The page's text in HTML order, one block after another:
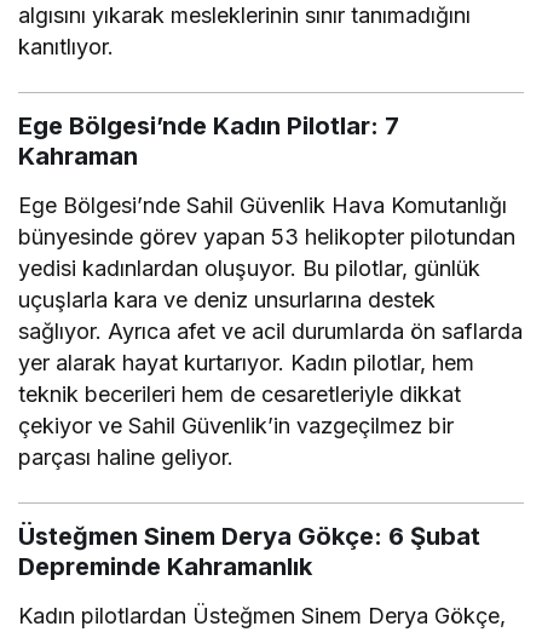
algısını yıkarak mesleklerinin sınır tanımadığını
kanıtlıyor.
Ege Bölgesi’nde Kadın Pilotlar: 7
Kahraman
Ege Bölgesi’nde Sahil Güvenlik Hava Komutanlığı
bünyesinde görev yapan 53 helikopter pilotundan
yedisi kadınlardan oluşuyor. Bu pilotlar, günlük
uçuşlarla kara ve deniz unsurlarına destek
sağlıyor. Ayrıca afet ve acil durumlarda ön saflarda
yer alarak hayat kurtarıyor. Kadın pilotlar, hem
teknik becerileri hem de cesaretleriyle dikkat
çekiyor ve Sahil Güvenlik’in vazgeçilmez bir
parçası haline geliyor.
Üsteğmen Sinem Derya Gökçe: 6 Şubat
Depreminde Kahramanlık
Kadın pilotlardan Üsteğmen Sinem Derya Gökçe,